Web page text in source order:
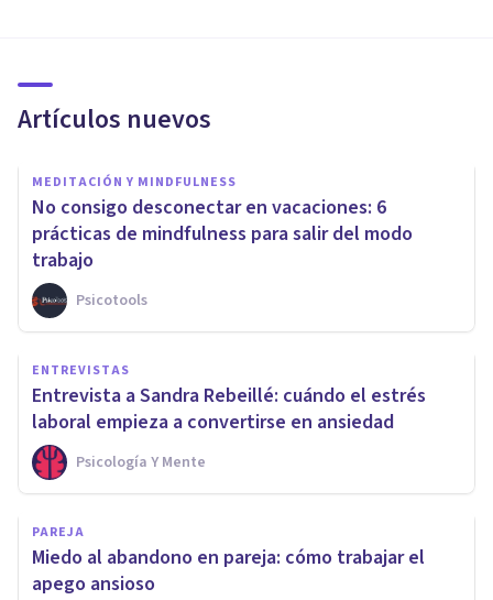
Artículos nuevos
MEDITACIÓN Y MINDFULNESS
No consigo desconectar en vacaciones: 6
prácticas de mindfulness para salir del modo
trabajo
Psicotools
ENTREVISTAS
Entrevista a Sandra Rebeillé: cuándo el estrés
laboral empieza a convertirse en ansiedad
Psicología Y Mente
PAREJA
Miedo al abandono en pareja: cómo trabajar el
apego ansioso